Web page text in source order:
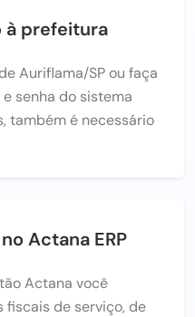
à prefeitura
Auriflama/SP ou faça
senha do sistema
também é necessário
Actana ERP
Actana você
fiscais de serviço, de